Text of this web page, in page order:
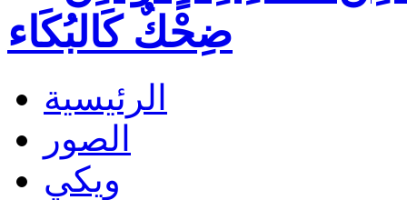
ضِحْكٌ كَالبُكَاء
الرئيسية
الصور
ويكي